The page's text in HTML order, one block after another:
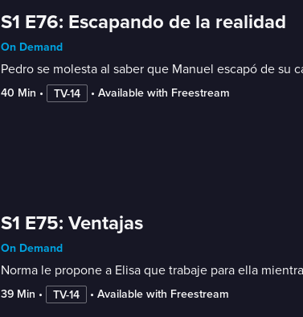
S1 E76: Escapando de la realidad
On Demand
Pedro se molesta al saber que Manuel escapó de su
40 Min • TV-14 • Available with Freestream
S1 E75: Ventajas
On Demand
Norma le propone a Elisa que trabaje para ella
39 Min • TV-14 • Available with Freestream